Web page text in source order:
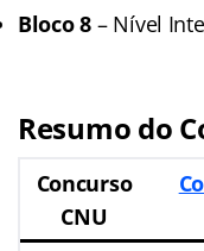
Bloco 8 – Nível
Resumo do
Concurso
CNU